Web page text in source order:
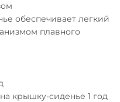
обеспечивает легкий
плавного
крышку-сиденье 1 год